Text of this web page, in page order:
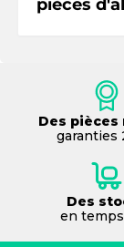
pièces
Des pièces
garanties
Des
en